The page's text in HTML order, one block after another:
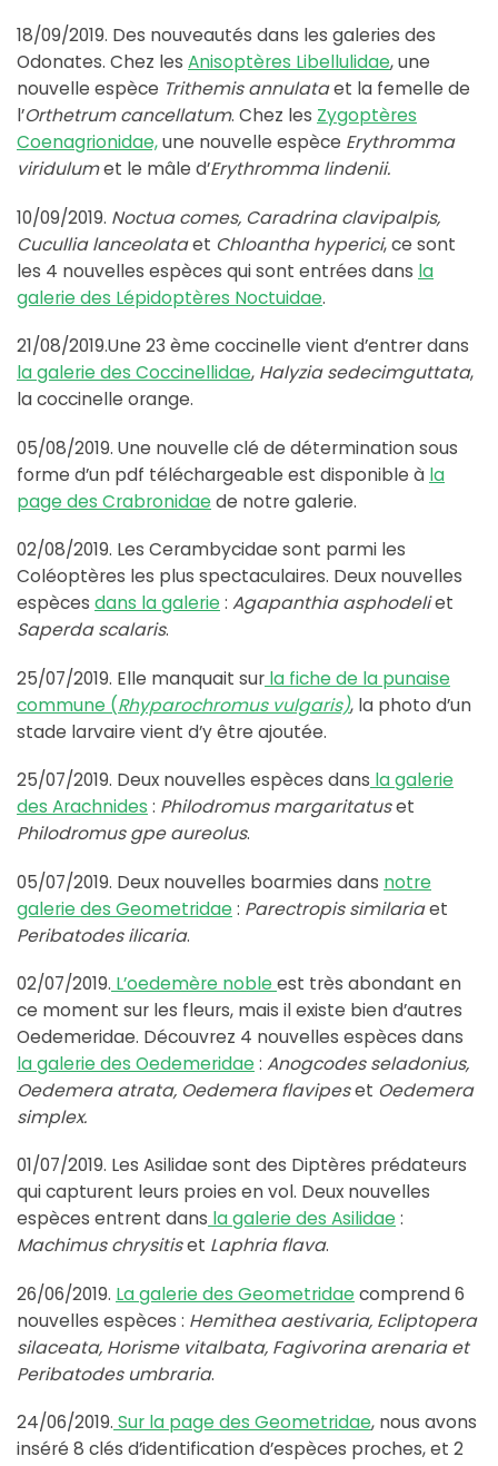
18/09/2019. Des nouveautés dans les galeries des
Odonates. Chez les Anisoptères Libellulidae, une
nouvelle espèce Trithemis annulataet la femelle de
l’Orthetrum cancellatum. Chez les Zygoptères
Coenagrionidae,une nouvelle espèce Erythromma
viridulumet le mâle d’Erythromma lindenii.
10/09/2019. Noctua comes, Caradrina clavipalpis,
Cucullia lanceolataet Chloantha hyperici, ce sont
les 4 nouvelles espèces qui sont entrées dans la
galerie des Lépidoptères Noctuidae.
21/08/2019.Une 23 ème coccinelle vient d’entrer dans
la galerie des Coccinellidae, Halyzia sedecimguttata,
la coccinelle orange.
05/08/2019. Une nouvelle clé de détermination sous
forme d’un pdf téléchargeable est disponible à la
page des Crabronidae de notre galerie.
02/08/2019. Les Cerambycidae sont parmi les
Coléoptères les plus spectaculaires. Deux nouvelles
espèces dans la galerie : Agapanthia asphodeliet
Saperda scalaris.
25/07/2019. Elle manquait sur la fiche de la punaise
commune (Rhyparochromus vulgaris), la photo d’un
stade larvaire vient d’y être ajoutée.
25/07/2019. Deux nouvelles espèces dans la galerie
des Arachnides : Philodromus margaritatuset
Philodromus gpe aureolus.
05/07/2019. Deux nouvelles boarmies dans notre
galerie des Geometridae : Parectropis similariaet
Peribatodes ilicaria.
02/07/2019. L’oedemère noble est très abondant en
ce moment sur les fleurs, mais il existe bien d’autres
Oedemeridae. Découvrez 4 nouvelles espèces dans
la galerie des Oedemeridae : Anogcodes seladonius,
Oedemera atrata, Oedemera flavipeset Oedemera
simplex.
01/07/2019. Les Asilidae sont des Diptères prédateurs
qui capturent leurs proies en vol. Deux nouvelles
espèces entrent dans la galerie des Asilidae :
Machimus chrysitiset Laphria flava.
26/06/2019. La galerie des Geometridae comprend 6
nouvelles espèces : Hemithea aestivaria, Ecliptopera
silaceata, Horisme vitalbata, Fagivorina arenaria et
Peribatodes umbraria.
24/06/2019. Sur la page des Geometridae, nous avons
inséré 8 clés d’identification d’espèces proches, et 2